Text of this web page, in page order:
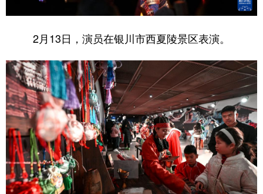
2月13日，演员在银川市西夏陵景区表演。